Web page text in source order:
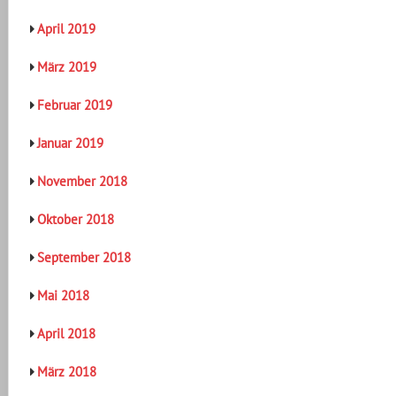
April 2019
März 2019
Februar 2019
Januar 2019
November 2018
Oktober 2018
September 2018
Mai 2018
April 2018
März 2018